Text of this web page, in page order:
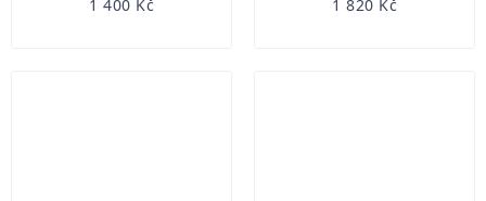
1 400 Kč 1 820 Kč